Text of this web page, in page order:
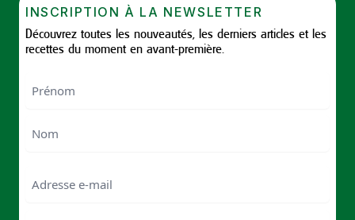
INSCRIPTION À LA NEWSLETTER
Découvrez toutes les nouveautés, les derniers articles et les
recettes du moment en avant-première.